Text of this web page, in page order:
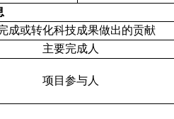
成或转化科技成果做出的贡献
主要完成人
项目参与人